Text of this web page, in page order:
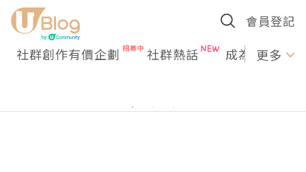
會員登記
社群創作有價企劃 社群熱話 成為U更多